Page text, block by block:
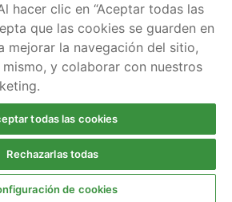
Información por
regiones
Ayuda
Llámanos gratis al 900
924 803
hacer clic en “Aceptar todas las
que las cookies se guarden en
mejorar la navegación del sitio,
y colaborar con nuestros
todas las cookies
Rechazarlas todas
de cookies